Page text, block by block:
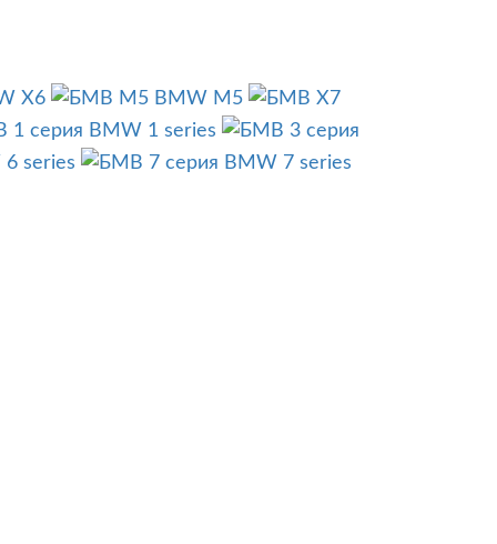
X6
BMW M5
BMW 1 series
series
BMW 7 series